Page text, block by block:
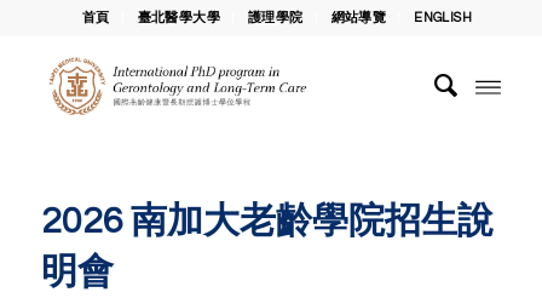
首頁 臺北醫學大學 護理學院 網站導覽 ENGLISH
2026 南加大老齡學院招生說
明會